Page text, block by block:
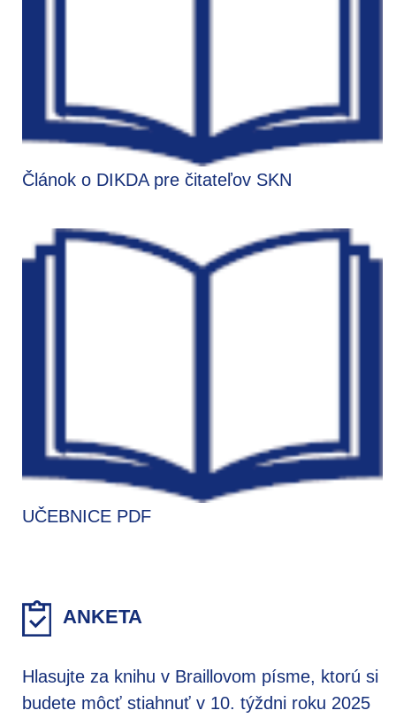
Článok o DIKDA pre čitateľov SKN
UČEBNICE PDF
ANKETA
Hlasujte za knihu v Braillovom písme, ktorú si
budete môcť stiahnuť v 10. týždni roku 2025